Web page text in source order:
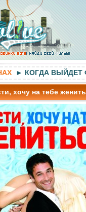
► КОГДА ВЫЙДЕТ
хочу на тебе